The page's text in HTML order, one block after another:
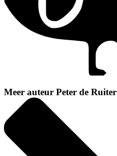
Meer auteur Peter de Ruiter